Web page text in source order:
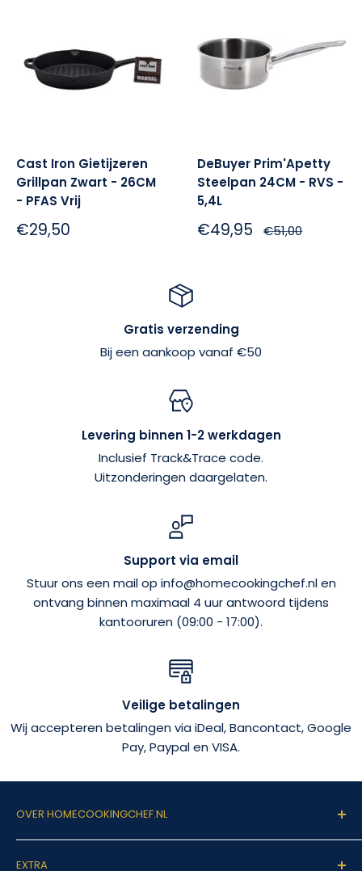
Cast Iron Gietijzeren
Grillpan Zwart - 26CM
- PFAS Vrij
Sale:
€29,50
DeBuyer Prim'Apetty
Steelpan 24CM - RVS -
5,4L
Sale:
€49,95 Normale
prijs
€51,00
Gratis verzending
Bij een aankoop vanaf €50
Levering binnen 1-2 werkdagen
Inclusief Track&Trace code.
Uitzonderingen daargelaten.
Support via email
Stuur ons een mail op info@homecookingchef.nl en
ontvang binnen maximaal 4 uur antwoord tijdens
kantooruren (09:00 - 17:00).
Veilige betalingen
Wij accepteren betalingen via iDeal, Bancontact, Google
Pay, Paypal en VISA.
OVER HOMECOOKINGCHEF.NL
Welkom op homecookingchef.nl!
EXTRA